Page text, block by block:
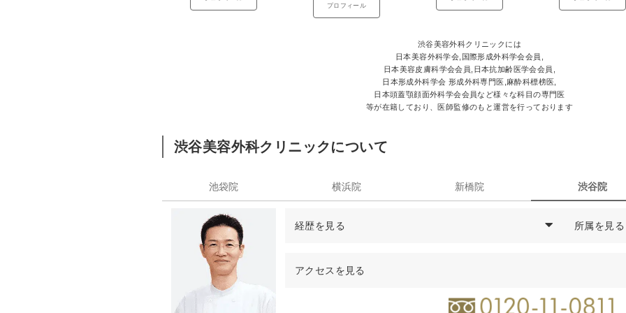
プロフィール
渋谷美容外科クリニックには
日本美容外科学会,国際形成外科学会会員,
日本美容皮膚科学会会員,日本抗加齢医学会会員,
日本形成外科学会 形成外科専門医,麻酔科標榜医,
日本頭蓋顎顔面外科学会会員など様々な科目の専門医
等が在籍しており、医師監修のもと運営を行っております
渋谷美容外科クリニックについて
池袋院 横浜院 新橋院 渋谷院
経歴を見る
97年 千葉大学医学部卒業
千葉大学医学部付属病院形成外科勤務
所属を見る
日本頭蓋顎
アクセスを見る
住所